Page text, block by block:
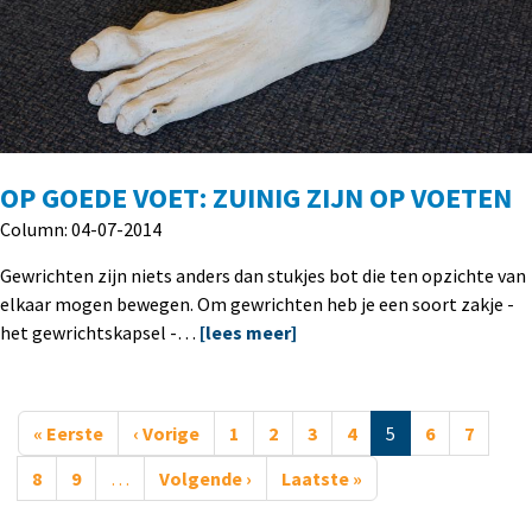
OP GOEDE VOET: ZUINIG ZIJN OP VOETEN
Column: 04-07-2014
Gewrichten zijn niets anders dan stukjes bot die ten opzichte van
elkaar mogen bewegen. Om gewrichten heb je een soort zakje -
het gewrichtskapsel -… [lees meer]
« Eerste Eerste
pagina
‹ Vorige Vorige
pagina
1 2 3 4 5 6
7
8
9 … Volgende › Volgende
pagina
Laatste »
pagina